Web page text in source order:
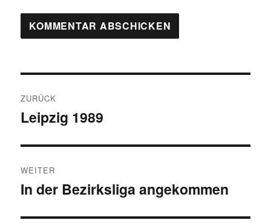
ZURÜCK
Vorheriger
Leipzig 1989
WEITER
Nächster
In der Bezirksliga angekommen